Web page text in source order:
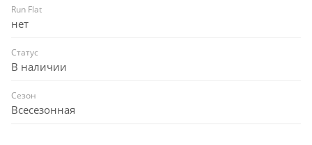
Run Flat
нет
Статус
В наличии
Сезон
Всесезонная